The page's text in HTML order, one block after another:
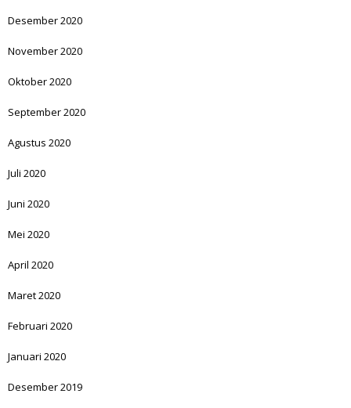
Desember 2020
November 2020
Oktober 2020
September 2020
Agustus 2020
Juli 2020
Juni 2020
Mei 2020
April 2020
Maret 2020
Februari 2020
Januari 2020
Desember 2019